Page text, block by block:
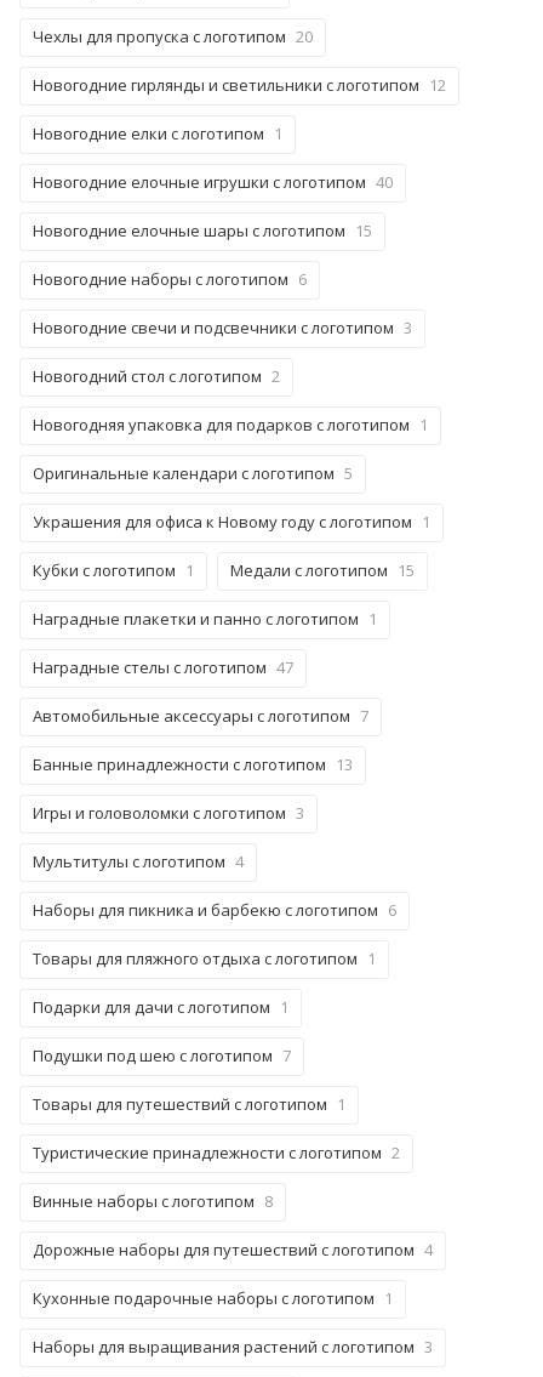
Чехлы для пропуска с логотипом 20
Новогодние гирлянды и светильники с логотипом 12
Новогодние елки с логотипом 1
Новогодние елочные игрушки с логотипом 40
Новогодние елочные шары с логотипом 15
Новогодние наборы с логотипом 6
Новогодние свечи и подсвечники с логотипом 3
Новогодний стол с логотипом 2
Новогодняя упаковка для подарков с логотипом 1
Оригинальные календари с логотипом 5
Украшения для офиса к Новому году с логотипом 1
Кубки с логотипом 1 Медали с логотипом 15
Наградные плакетки и панно с логотипом 1
Наградные стелы с логотипом 47
Автомобильные аксессуары с логотипом 7
Банные принадлежности с логотипом 13
Игры и головоломки с логотипом 3
Мультитулы с логотипом 4
Наборы для пикника и барбекю с логотипом 6
Товары для пляжного отдыха с логотипом 1
Подарки для дачи с логотипом 1
Подушки под шею с логотипом 7
Товары для путешествий с логотипом 1
Туристические принадлежности с логотипом 2
Винные наборы с логотипом 8
Дорожные наборы для путешествий с логотипом 4
Кухонные подарочные наборы с логотипом 1
Наборы для выращивания растений с логотипом 3